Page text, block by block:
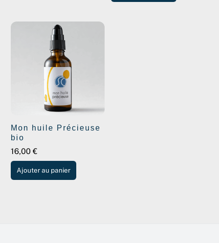
Mon huile Précieuse
bio
16,00€
Ajouter au panier